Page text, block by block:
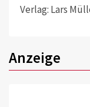
Verlag: Lars
Anzeige